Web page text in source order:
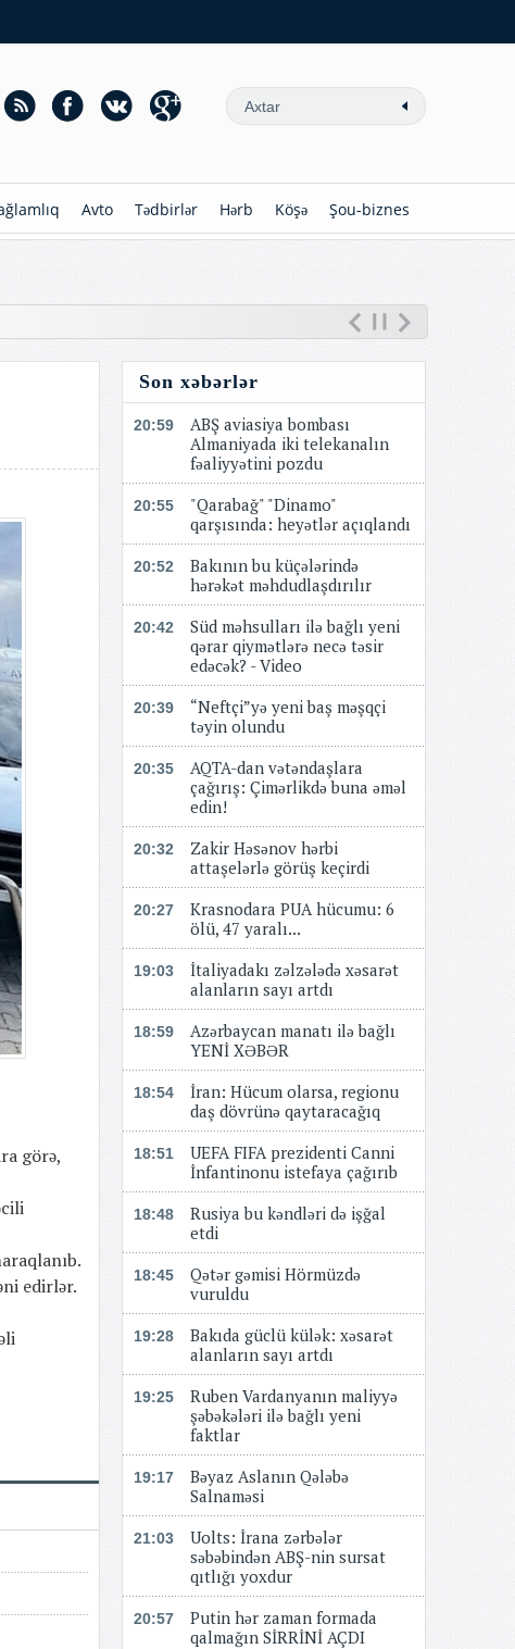
Avto Tədbirlər Hərb Köşə Şou-biznes
görə,
edirlər.
Son xəbərlər
20:59
ABŞ aviasiya bombası
Almaniyada iki telekanalın
fəaliyyətini pozdu
20:55
"Qarabağ" "Dinamo"
qarşısında: heyətlər açıqlandı
20:52
Bakının bu küçələrində
hərəkət məhdudlaşdırılır
20:42
Süd məhsulları ilə bağlı yeni
qərar qiymətlərə necə təsir
edəcək? - Video
20:39
“Neftçi”yə yeni baş məşqçi
təyin olundu
20:35
AQTA-dan vətəndaşlara
çağırış: Çimərlikdə buna əməl
edin!
20:32
Zakir Həsənov hərbi
attaşelərlə görüş keçirdi
20:27
Krasnodara PUA hücumu: 6
ölü, 47 yaralı...
19:03
İtaliyadakı zəlzələdə xəsarət
alanların sayı artdı
18:59
Azərbaycan manatı ilə bağlı
YENİ XƏBƏR
18:54
​​​​​​​İran: Hücum olarsa, regionu
daş dövrünə qaytaracağıq
18:51
UEFA FIFA prezidenti Canni
İnfantinonu istefaya çağırıb
18:48
Rusiya bu kəndləri də işğal
etdi
18:45
Qətər gəmisi Hörmüzdə
vuruldu
19:28
Bakıda güclü külək: xəsarət
alanların sayı artdı
19:25
Ruben Vardanyanın maliyyə
şəbəkələri ilə bağlı yeni
faktlar
19:17
Bəyaz Aslanın Qələbə
Salnaməsi
21:03
Uolts: İrana zərbələr
səbəbindən ABŞ-nin sursat
qıtlığı yoxdur
20:57
Putin hər zaman formada
qalmağın SİRRİNİ AÇDI